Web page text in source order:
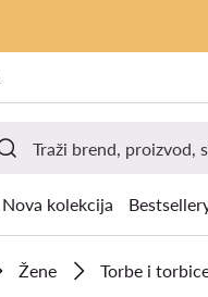
SADRŽAJ
Nova kolekcija
Žene Torbe i